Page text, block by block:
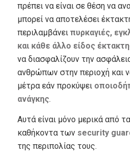
πρέπει να είναι σε θέση να
μπορεί να αποτελέσει
περιλαμβάνει πυρκαγιές,
και κάθε άλλο είδος
να διασφαλίζουν την
ανθρώπων στην περιοχή και
μέτρα εάν προκύψει
ανάγκης.
Αυτά είναι μόνο μερικά από
καθήκοντα των security
της περιπολίας τους.